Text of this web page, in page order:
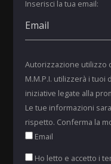
Inserisci la tua email:
Autorizzazione utilizzo
M.M.P.I. utilizzerà i
iniziative legate alla
Le tue informazioni
rispetto. Conferma la
Email
Ho letto e accetto i